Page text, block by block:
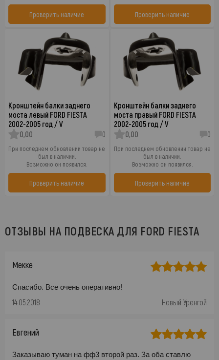
Проверить наличие Проверить наличие
Кронштейн балки заднего
моста левый FORD FIESTA
2002-2005 год / V
0,00
0
При последнем обновлении товар не
был в наличии.
Возможно он появился.
Проверить наличие
Кронштейн балки заднего
моста правый FORD FIESTA
2002-2005 год / V
0,00
0
При последнем обновлении товар не
был в наличии.
Возможно он появился.
Проверить наличие
ОТЗЫВЫ НА ПОДВЕСКА ДЛЯ FORD FIESTA
Мекке
Спасибо. Все очень оперативно!
14.05.2018 Новый Уренгой
Евгений
Заказываю туман на фф3 второй раз. За оба ставлю